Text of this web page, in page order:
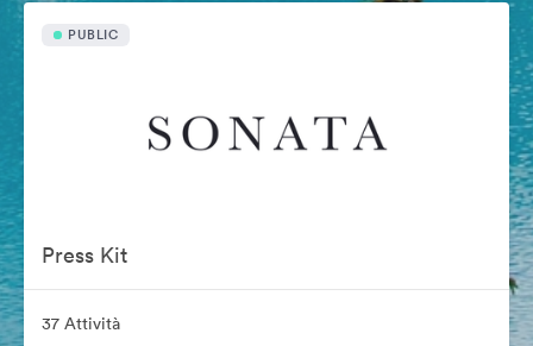
PUBLIC
Press Kit
37 Attività